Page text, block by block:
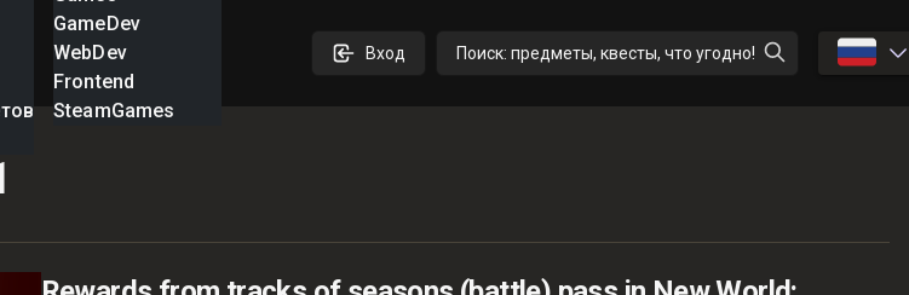
GameDev
WebDev
Frontend
SteamGames
Вход Поиск: предметы, квесты, что угодно! 🇷🇺